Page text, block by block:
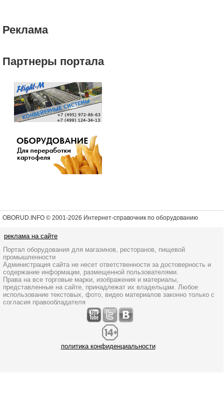
Реклама
Партнеры портала
OBORUD.INFO © 2001-2026 Интернет-справочник по оборудованию
реклама на сайте
Портал оборудования для магазинов, ресторанов, пищевой
промышленности
Администрация сайта не несет ответственности за достоверность и
содержание информации, размещенной пользователями.
Права на все торговые марки, изображения и материалы,
представленные на сайте, принадлежат их владельцам. Любое
использование текстовых, фото, видео материалов законно только с
согласия правообладателя
политика конфиденциальности